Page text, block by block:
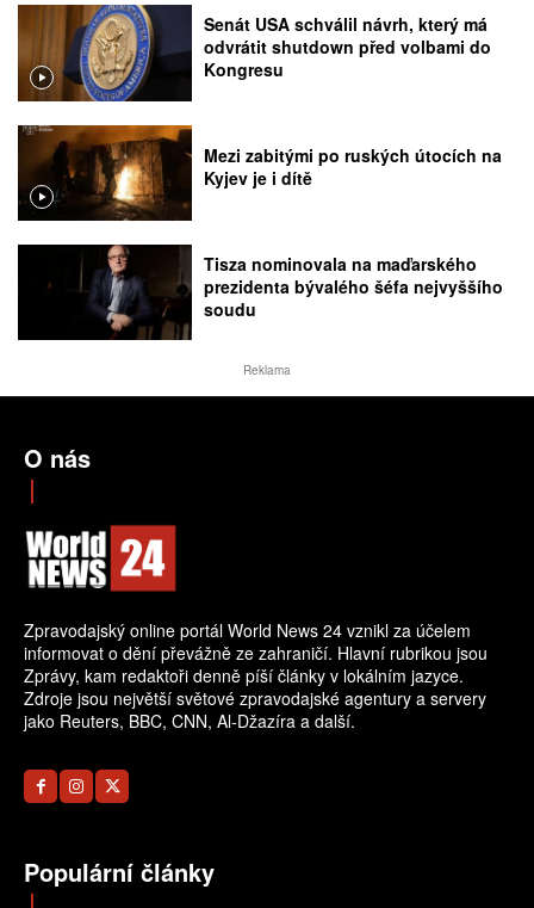
Senát USA schválil návrh, který má
odvrátit shutdown před volbami do
Kongresu
Mezi zabitými po ruských útocích na
Kyjev je i dítě
Tisza nominovala na maďarského
prezidenta bývalého šéfa nejvyššího
soudu
Reklama
O nás
Zpravodajský online portál World News 24 vznikl za účelem
informovat o dění převážně ze zahraničí. Hlavní rubrikou jsou
Zprávy, kam redaktoři denně píší články v lokálním jazyce.
Zdroje jsou největší světové zpravodajské agentury a servery
jako Reuters, BBC, CNN, Al-Džazíra a další.
Populární články